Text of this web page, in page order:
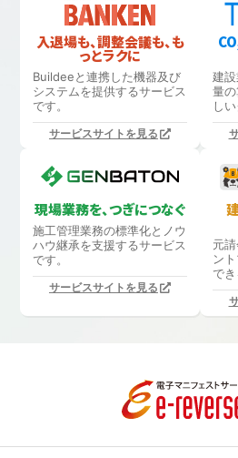
入退場も、調整会議も、も
っとラクに
Buildeeと連携した機器及び
システムを提供するサービス
です。
サービスサイトを見る
建
量
し
現場業務を、つぎにつなぐ
施工管理業務の標準化と ノウ
ハウ継承を支援するサービス
です。
サービスサイトを見る
元
ン
でき